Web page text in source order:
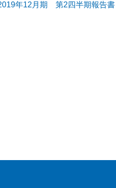
年12月期 第2四半期報告書